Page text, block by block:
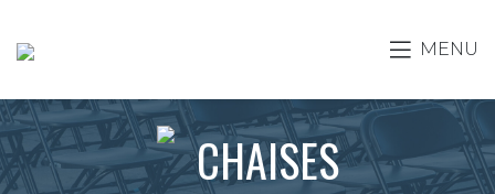
MENU
CHAISES